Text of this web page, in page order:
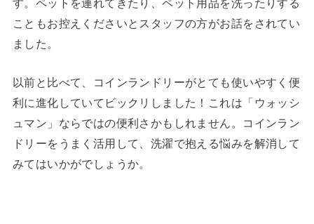
す。ペットを連れてきたり、ペット用品を洗ったりする
こともお控えくださいとスタッフの方がお話をされてい
ました。
以前と比べて、コインランドリーがとても使いやすく便
利に進化していてビックリしました！これは「ウォッシ
ュマン」ならではの便利さかもしれません。コインラン
ドリーをうまく活用して、洗濯で抱える悩みを解消して
みてはいかがでしょうか。